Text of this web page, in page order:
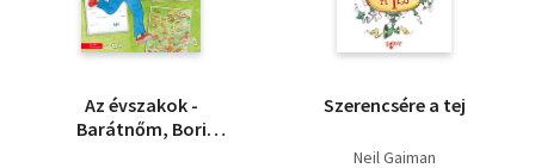
Az évszakok -
Barátnőm, Bori
Szerencsére a tej
Neil Gaiman